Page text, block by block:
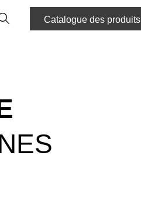
RechercheCatalogue des produits